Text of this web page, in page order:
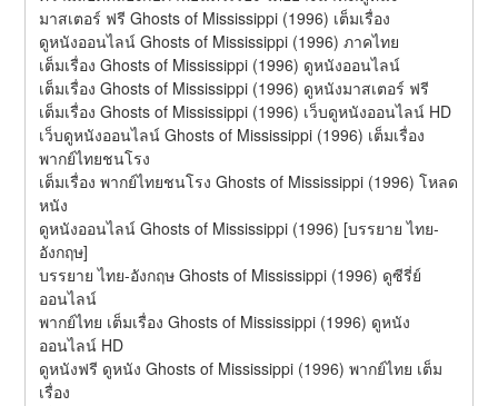
มาสเตอร์ ฟรี Ghosts of Mississippi (1996) เต็มเรื่อง
ดูหนังออนไลน์ Ghosts of Mississippi (1996) ภาคไทย
เต็มเรื่อง Ghosts of Mississippi (1996) ดูหนังออนไลน์
เต็มเรื่อง Ghosts of Mississippi (1996) ดูหนังมาสเตอร์ ฟรี
เต็มเรื่อง Ghosts of Mississippi (1996) เว็บดูหนังออนไลน์ HD
เว็บดูหนังออนไลน์ Ghosts of Mississippi (1996) เต็มเรื่อง
พากย์ไทยชนโรง
เต็มเรื่อง พากย์ไทยชนโรง Ghosts of Mississippi (1996) โหลด
หนัง
ดูหนังออนไลน์ Ghosts of Mississippi (1996) [บรรยาย ไทย-
อังกฤษ]
บรรยาย ไทย-อังกฤษ Ghosts of Mississippi (1996) ดูซีรี่ย์
ออนไลน์
พากย์ไทย เต็มเรื่อง Ghosts of Mississippi (1996) ดูหนัง
ออนไลน์ HD
ดูหนังฟรี ดูหนัง Ghosts of Mississippi (1996) พากย์ไทย เต็ม
เรื่อง